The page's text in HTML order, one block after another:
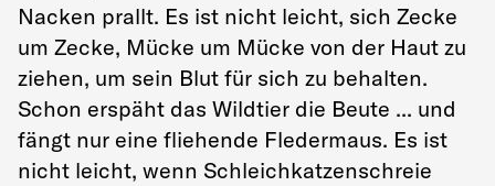
Nacken prallt. Es ist nicht leicht, sich Zecke
um Zecke, Mücke um Mücke von der Haut zu
ziehen, um sein Blut für sich zu behalten.
Schon erspäht das Wildtier die Beute ... und
fängt nur eine fliehende Fledermaus. Es ist
nicht leicht, wenn Schleichkatzenschreie